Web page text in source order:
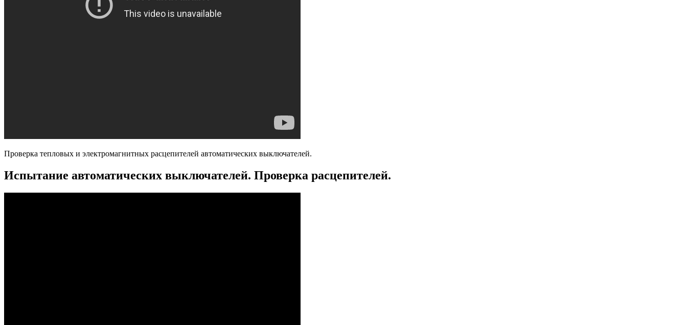
Проверка тепловых и электромагнитных расцепителей автоматических выключателей.
Испытание автоматических выключателей. Проверка расцепителей.